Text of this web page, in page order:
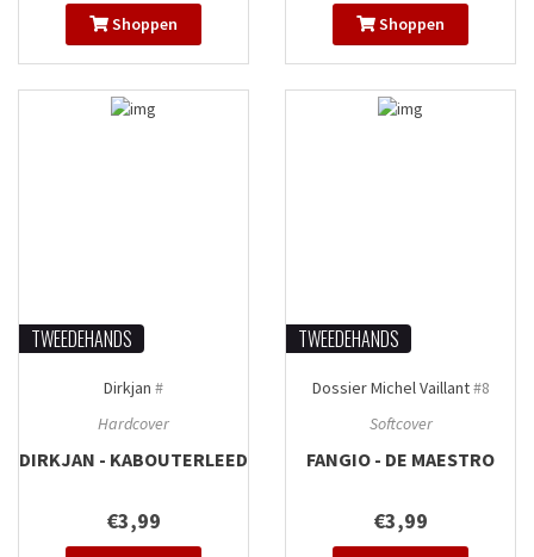
Shoppen Shoppen
TWEEDEHANDS
Dirkjan #
Hardcover
DIRKJAN - KABOUTERLEED
€3,99
TWEEDEHANDS
Dossier Michel Vaillant#8
Softcover
FANGIO - DE MAESTRO
€3,99